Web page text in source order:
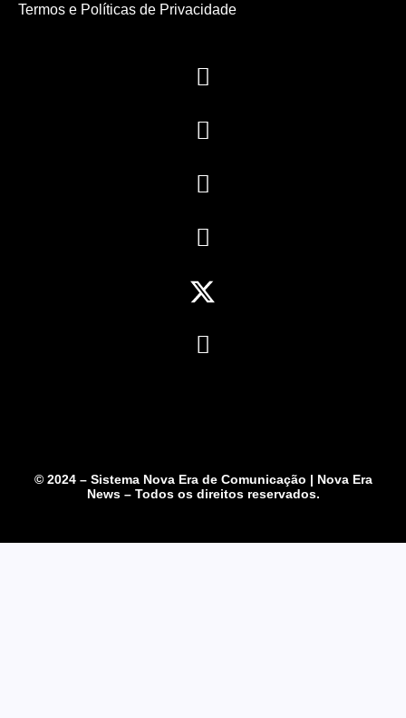
Termos e Políticas de Privacidade
© 2024 – Sistema Nova Era de Comunicação | Nova Era
News – Todos os direitos reservados.